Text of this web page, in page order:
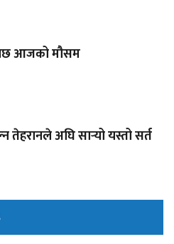
आजको मौसम
तेहरानले अघि सार्‍यो यस्तो सर्त